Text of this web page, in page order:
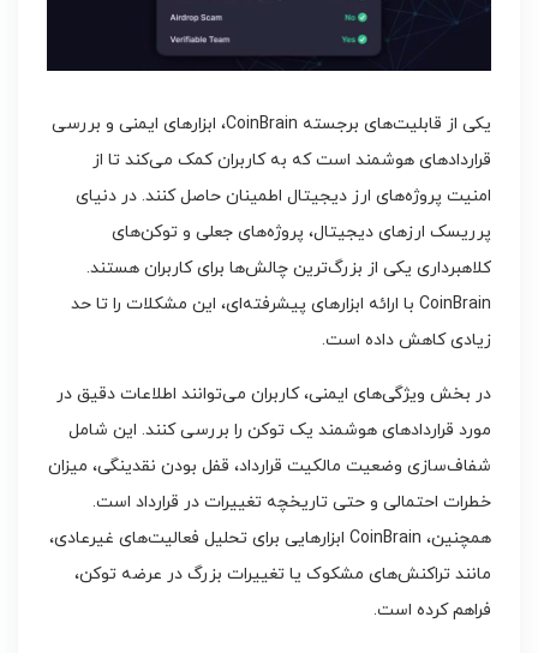
یکی از قابلیت‌های برجسته CoinBrain، ابزارهای ایمنی و بررسی
قراردادهای هوشمند است که به کاربران کمک می‌کند تا از
امنیت پروژه‌های ارز دیجیتال اطمینان حاصل کنند. در دنیای
پرریسک ارزهای دیجیتال، پروژه‌های جعلی و توکن‌های
کلاهبرداری یکی از بزرگ‌ترین چالش‌ها برای کاربران هستند.
CoinBrain با ارائه ابزارهای پیشرفته‌ای، این مشکلات را تا حد
زیادی کاهش داده است.
در بخش ویژگی‌های ایمنی، کاربران می‌توانند اطلاعات دقیق در
مورد قراردادهای هوشمند یک توکن را بررسی کنند. این شامل
شفاف‌سازی وضعیت مالکیت قرارداد، قفل بودن نقدینگی، میزان
خطرات احتمالی و حتی تاریخچه تغییرات در قرارداد است.
همچنین، CoinBrain ابزارهایی برای تحلیل فعالیت‌های غیرعادی،
مانند تراکنش‌های مشکوک یا تغییرات بزرگ در عرضه توکن،
فراهم کرده است.